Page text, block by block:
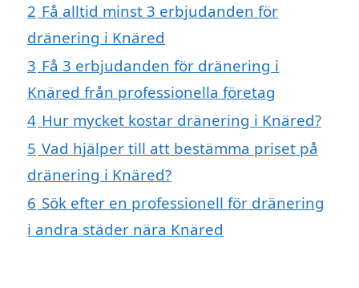
2 Få alltid minst 3 erbjudanden för
dränering i Knäred
3 Få 3 erbjudanden för dränering i
Knäred från professionella företag
4 Hur mycket kostar dränering i Knäred?
5 Vad hjälper till att bestämma priset på
dränering i Knäred?
6 Sök efter en professionell för dränering
i andra städer nära Knäred